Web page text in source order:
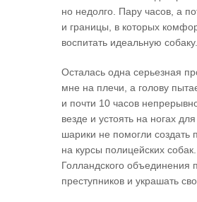
но недолго. Пару часов, а
и границы, в которых
воспитать идеальную собаку.
Осталась одна серьезная
мне на плечи, а голову
и почти 10 часов
везде и устоять на ногах
шарики не помогли создать
на курсы полицейских
Голландского объединения
преступников и украшать